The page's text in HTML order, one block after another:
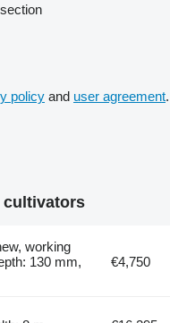
policy and user agreement.
cultivators
working
130 mm,
€4,750